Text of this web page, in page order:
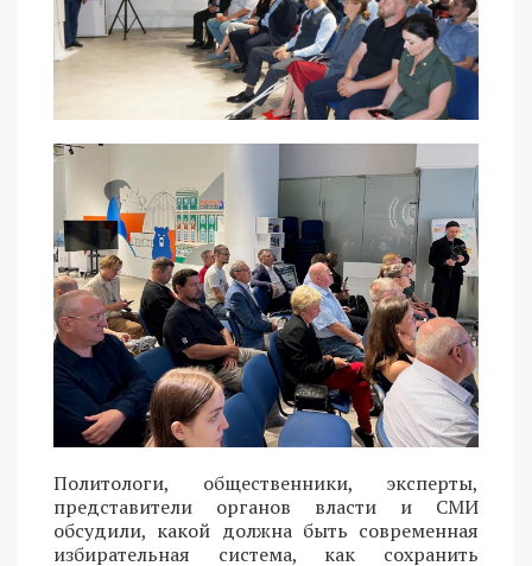
Политологи, общественники, эксперты,
представители органов власти и СМИ
обсудили, какой должна быть современная
избирательная система, как сохранить